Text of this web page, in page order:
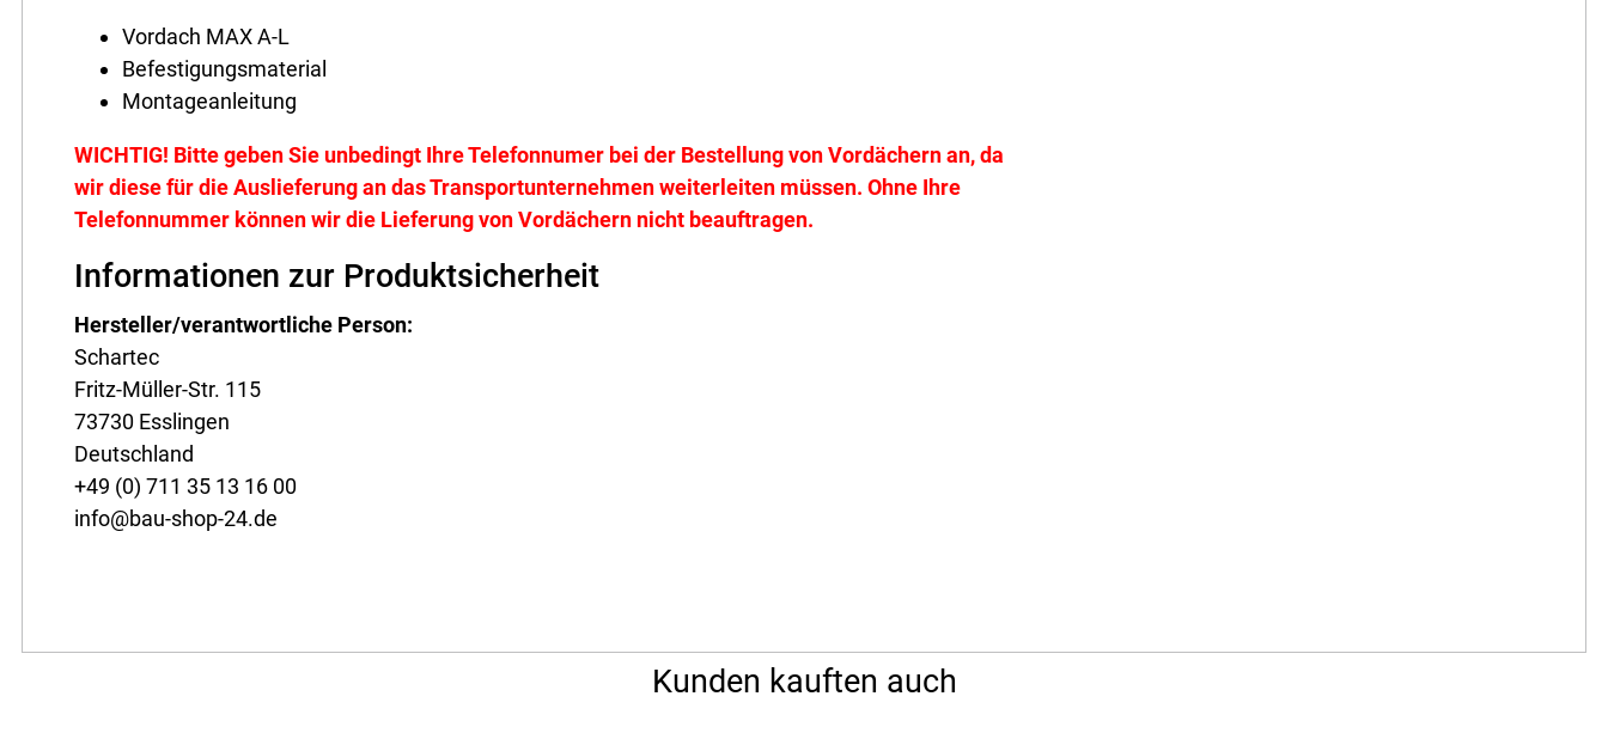
Vordach MAX A-L
Befestigungsmaterial
Montageanleitung
WICHTIG! Bitte geben Sie unbedingt Ihre Telefonnumer bei der Bestellung von Vordächern an, da
wir diese für die Auslieferung an das Transportunternehmen weiterleiten müssen. Ohne Ihre
Telefonnummer können wir die Lieferung von Vordächern nicht beauftragen.
Informationen zur Produktsicherheit
Hersteller/verantwortliche Person:
Schartec
Fritz-Müller-Str. 115
73730 Esslingen
Deutschland
+49 (0) 711 35 13 16 00
info@bau-shop-24.de
Kunden kauften auch